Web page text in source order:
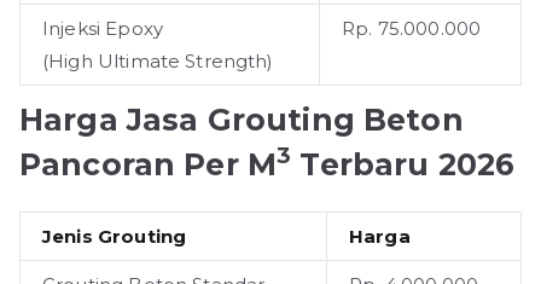
Injeksi Epoxy
(High Ultimate Strength)
Rp. 75.000.000
Harga Jasa Grouting Beton
Pancoran Per M3 Terbaru 2026
Jenis Grouting Harga